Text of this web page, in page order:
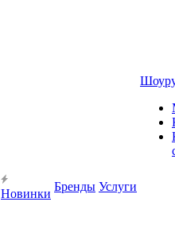
Новинки
Бренды Услуги